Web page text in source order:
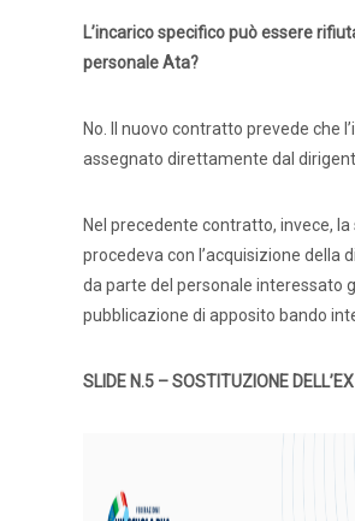
L’incarico specifico può essere
personale Ata?
No. Il nuovo contratto prevede che
assegnato direttamente dal
Nel precedente contratto, invece, la
procedeva con l’acquisizione della
da parte del personale interessato
pubblicazione di apposito bando
SLIDE N.5 – SOSTITUZIONE